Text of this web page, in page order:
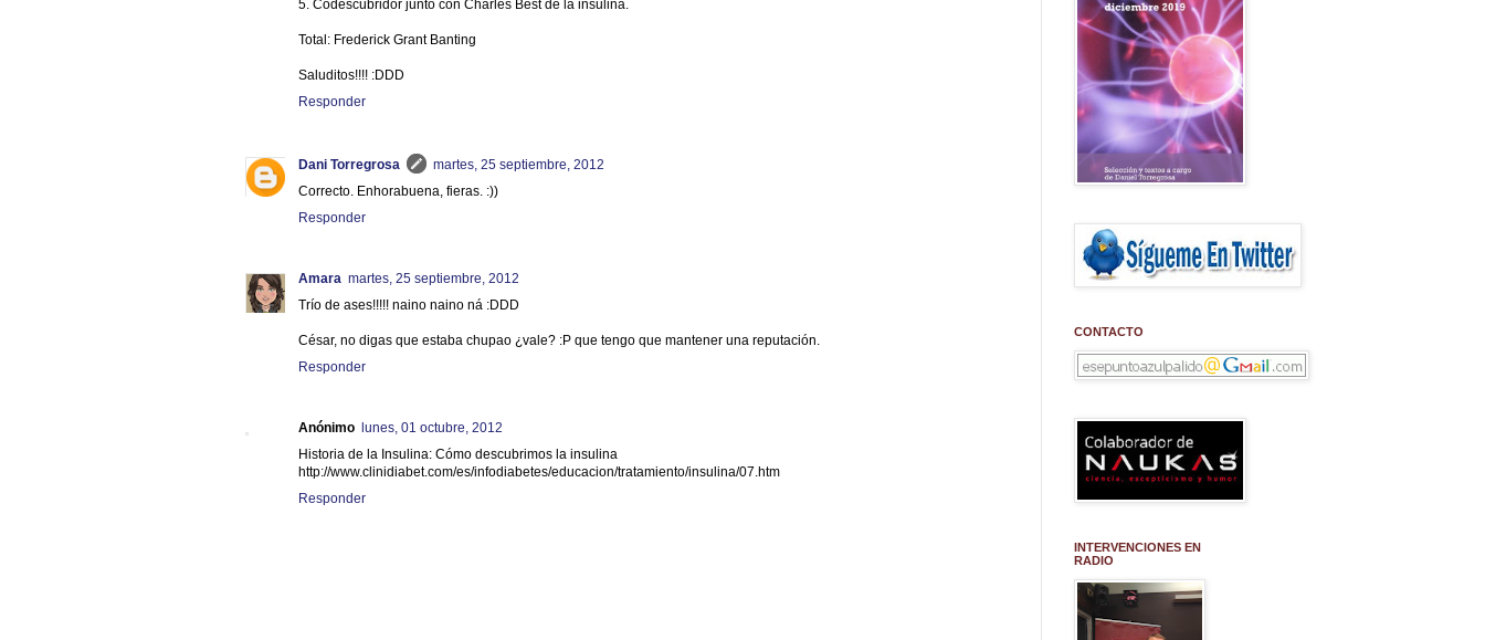
5. Codescubridor junto con Charles Best de la insulina.
Total: Frederick Grant Banting
Saluditos!!!! :DDD
Responder
Dani Torregrosa
martes, 25 septiembre, 2012
Correcto. Enhorabuena, fieras. :))
Responder
Amara martes, 25 septiembre, 2012
Trío de ases!!!!! naino naino ná :DDD
César, no digas que estaba chupao ¿vale? :P que tengo que mantener una reputación.
Responder
Anónimo
lunes, 01 octubre, 2012
Historia de la Insulina: Cómo descubrimos la insulina
http://www.clinidiabet.com/es/infodiabetes/educacion/tratamiento/insulina/07.htm
Responder
CONTACTO
INTERVENCIONES EN
RADIO